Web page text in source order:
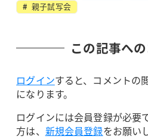
親子試写会
この記事へ
ログインすると、コメントの
になります。
ログインには会員登録が必要
方は、 新規会員登録をお願い